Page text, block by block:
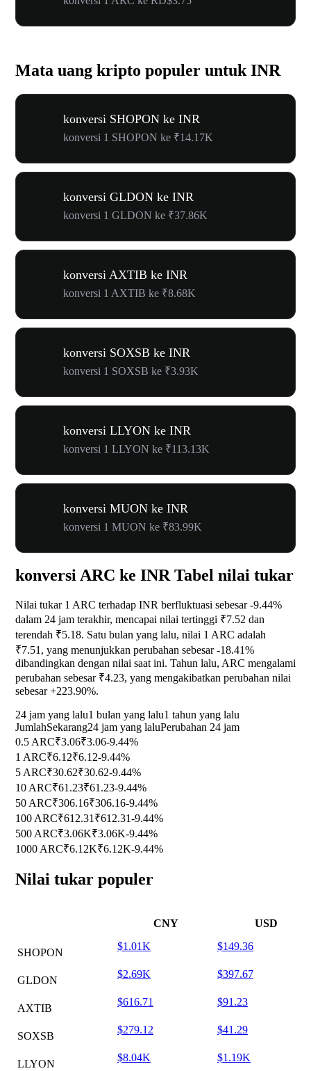
Mata uang kripto populer untuk INR
konversi SHOPON ke INR
konversi 1 SHOPON ke ₹14.17K
konversi GLDON ke INR
konversi 1 GLDON ke ₹37.86K
konversi AXTIB ke INR
konversi 1 AXTIB ke ₹8.68K
konversi SOXSB ke INR
konversi 1 SOXSB ke ₹3.93K
konversi LLYON ke INR
konversi 1 LLYON ke ₹113.13K
konversi MUON ke INR
konversi 1 MUON ke ₹83.99K
konversi ARC ke INR Tabel nilai tukar
Nilai tukar 1 ARC terhadap INR berfluktuasi sebesar-9.44%
dalam 24 jam terakhir, mencapai nilai tertinggi ₹7.52 dan
terendah ₹5.18. Satu bulan yang lalu, nilai 1 ARC adalah
₹7.51, yang menunjukkan perubahan sebesar-18.41%
dibandingkan dengan nilai saat ini. Tahun lalu, ARC mengalami
perubahan sebesar ₹4.23, yang mengakibatkan perubahan nilai
sebesar+223.90%.
24 jam yang lalu1 bulan yang lalu1 tahun yang lalu
JumlahSekarang24 jam yang laluPerubahan 24 jam
0.5 ARC₹3.06₹3.06-9.44%
1 ARC₹6.12₹6.12-9.44%
5 ARC₹30.62₹30.62-9.44%
10 ARC₹61.23₹61.23-9.44%
50 ARC₹306.16₹306.16-9.44%
100 ARC₹612.31 ₹612.31-9.44%
500 ARC₹3.06K₹3.06K-9.44%
1000 ARC₹6.12K₹6.12K-9.44%
Nilai tukar populer
CNY USD
SHOPON
$1.01K $149.36
GLDON
$2.69K $397.67
AXTIB
$616.71 $91.23
SOXSB
$279.12 $41.29
LLYON
$8.04K $1.19K